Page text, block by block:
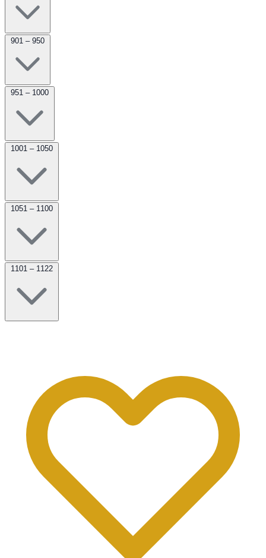
901 – 950
951 – 1000
1001 – 1050
1051 – 1100
1101 – 1122